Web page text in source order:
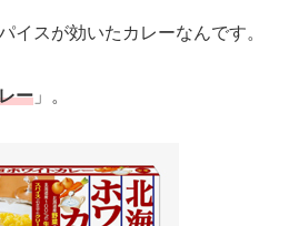
イスが効いたカレーなんです。
ー 」。